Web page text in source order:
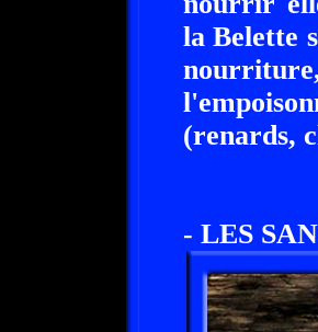
la Belette
(renards,
- LES